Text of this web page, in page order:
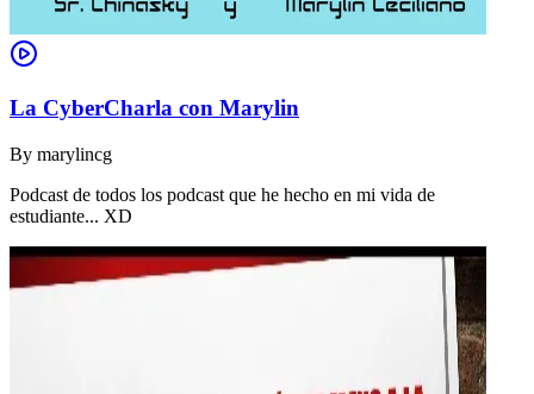
La CyberCharla con Marylin
By marylincg
Podcast de todos los podcast que he hecho en mi vida de
estudiante... XD